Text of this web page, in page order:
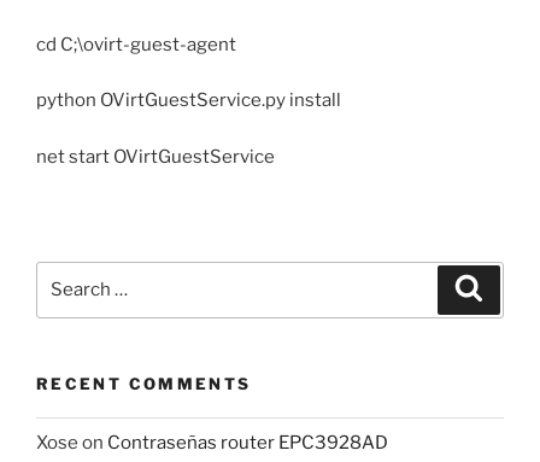
cd C;\ovirt-guest-agent
python OVirtGuestService.py install
net start OVirtGuestService
RECENT COMMENTS
Xose on Contraseñas router EPC3928AD